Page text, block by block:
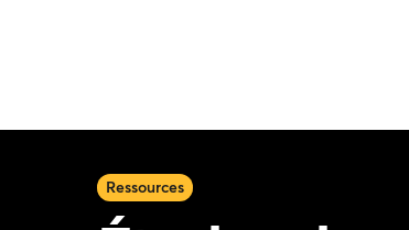
Ressources